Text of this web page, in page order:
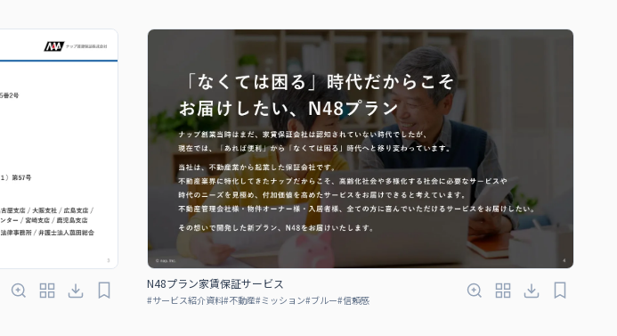
N48プラン家賃保証サービス
#サービス紹介資料#不動産#ミッション#ブルー#信頼感